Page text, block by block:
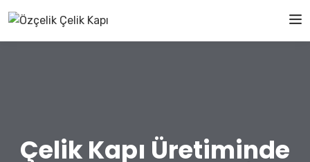
Çelik Kapı Üretiminde